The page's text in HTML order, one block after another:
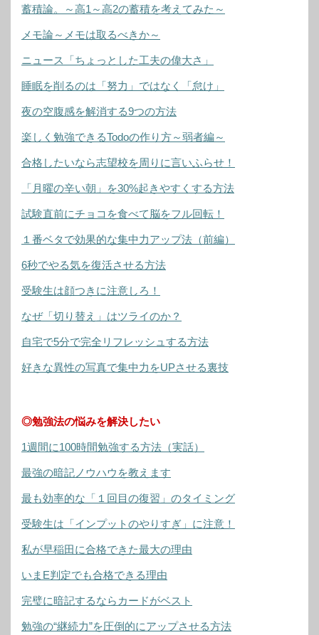
蓄積論。～高1～高2の蓄積を考えてみた～
メモ論～メモは取るべきか～
ニュース「ちょっとした工夫の偉大さ」
睡眠を削るのは「努力」ではなく「怠け」
夜の空腹感を解消する9つの方法
楽しく勉強できるTodoの作り方～弱者編～
合格したいなら志望校を周りに言いふらせ！
「月曜の辛い朝」を30%起きやすくする方法
試験直前にチョコを食べて脳をフル回転！
１番ベタで効果的な集中力アップ法（前編）
6秒でやる気を復活させる方法
受験生は顔つきに注意しろ！
なぜ「切り替え」はツライのか？
自宅で5分で完全リフレッシュする方法
好きな異性の写真で集中力をUPさせる裏技
◎勉強法の悩みを解決したい
1週間に100時間勉強する方法（実話）
最強の暗記ノウハウを教えます
最も効率的な「１回目の復習」のタイミング
受験生は「インプットのやりすぎ」に注意！
私が早稲田に合格できた最大の理由
いまE判定でも合格できる理由
完璧に暗記するならカードがベスト
勉強の“継続力”を圧倒的にアップさせる方法